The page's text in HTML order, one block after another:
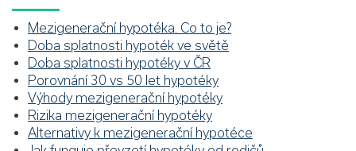
Mezigenerační hypotéka. Co to je?
Doba splatnosti hypoték ve světě
Doba splatnosti hypotéky v ČR
Porovnání 30 vs 50 let hypotéky
Výhody mezigenerační hypotéky
Rizika mezigenerační hypotéky
Alternativy k mezigenerační hypotéce